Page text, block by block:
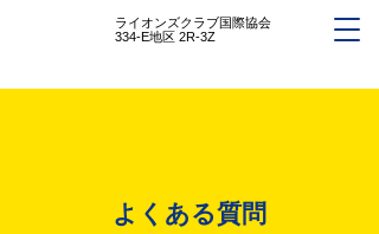
ライオンズクラブ国際協会
334-E地区 2R-3Z
よくある質問